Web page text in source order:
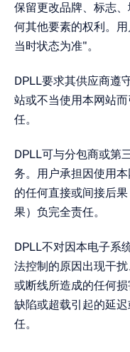
保留更改品牌、标志
何其他要素的权利。
当时状态为准"。
DPLL要求其供应商遵
站或不当使用本网站
任。
DPLL可与分包商或第
务。用户承担因使用
的任何直接或间接后
果）负完全责任。
DPLL不对因本电子系
法控制的原因出现干
或断线所造成的任何
缺陷或超载引起的延
任。